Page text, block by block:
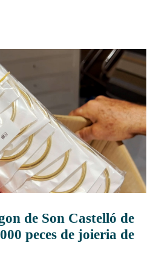
de Son Castelló de
peces de joieria de